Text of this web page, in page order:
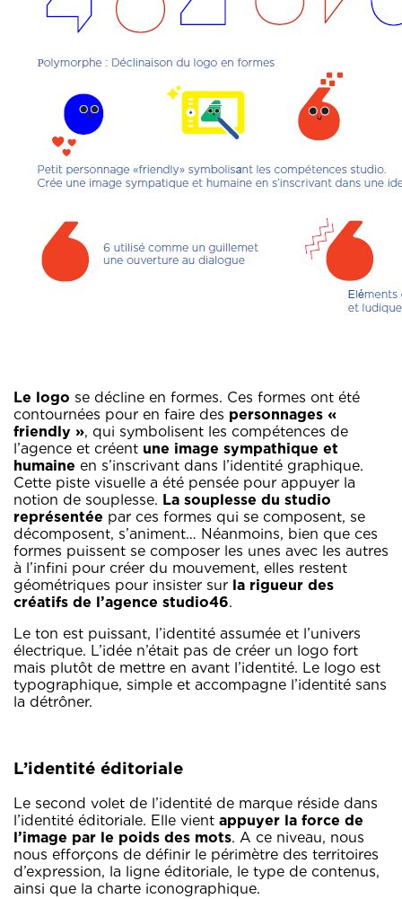
Le logo se décline en formes. Ces formes ont été
contournées pour en faire des personnages «
friendly », qui symbolisent les compétences de
l’agence et créent une image sympathique et
humaine en s’inscrivant dans l’identité graphique.
Cette piste visuelle a été pensée pour appuyer la
notion de souplesse. La souplesse du studio
représentée par ces formes qui se composent, se
décomposent, s’animent… Néanmoins, bien que ces
formes puissent se composer les unes avec les autres
à l’infini pour créer du mouvement, elles restent
géométriques pour insister sur la rigueur des
créatifs de l’agence studio46.
Le ton est puissant, l’identité assumée et l’univers
électrique. L’idée n’était pas de créer un logo fort
mais plutôt de mettre en avant l’identité. Le logo est
typographique, simple et accompagne l’identité sans
la détrôner.
L’identité éditoriale
Le second volet de l’identité de marque réside dans
l’identité éditoriale. Elle vient appuyer la force de
l’image par le poids des mots. A ce niveau, nous
nous efforçons de définir le périmètre des territoires
d’expression, la ligne éditoriale, le type de contenus,
ainsi que la charte iconographique.